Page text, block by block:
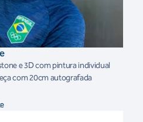
e 3D com pintura individual
com 20cm autografada